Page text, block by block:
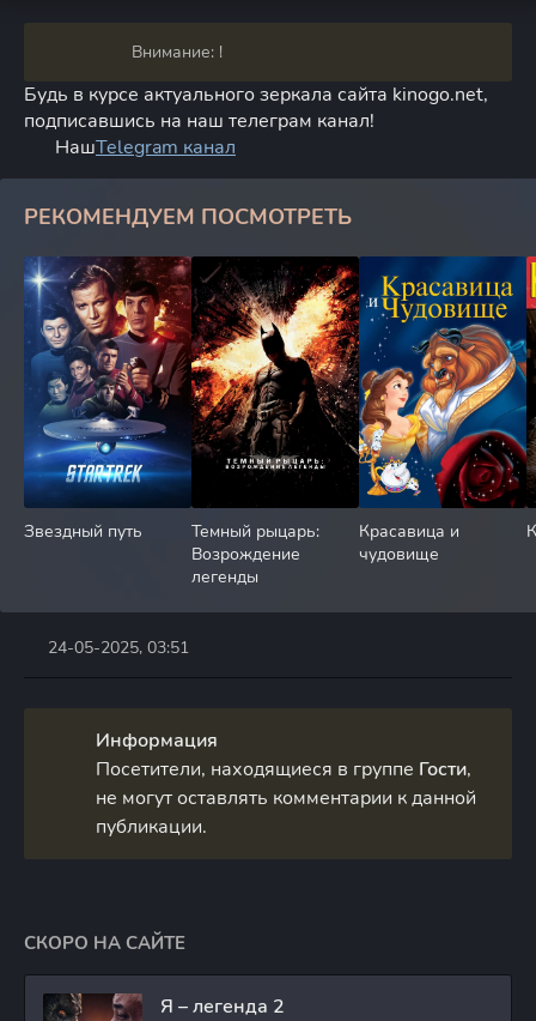
Внимание: !
Будь в курсе актуального зеркала сайта kinogo.net,
подписавшись на наш телеграм канал!
НашTelegram канал
РЕКОМЕНДУЕМ ПОСМОТРЕТЬ
Звездный путь
Темный рыцарь:
Возрождение
легенды
Красавица и
чудовище
24-05-2025, 03:51
Информация
Посетители, находящиеся в группе Гости,
не могут оставлять комментарии к данной
публикации.
СКОРО НА САЙТЕ
Я – легенда 2